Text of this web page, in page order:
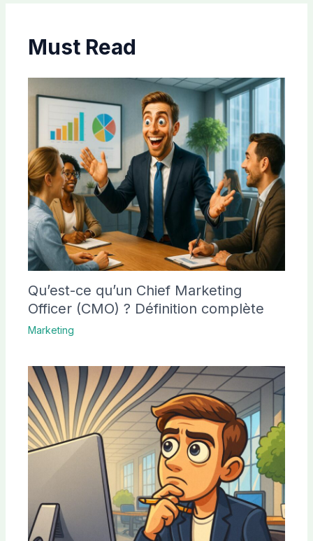
Must Read
Qu’est-ce qu’un Chief Marketing
Officer (CMO) ? Définition complète
Marketing